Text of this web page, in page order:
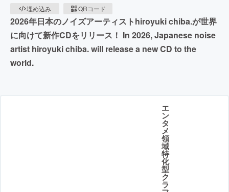
埋め込み
QRコード
2026年日本のノイズアーティストhiroyuki chiba.が世界
に向けて新作CDをリリース！ In 2026, Japanese noise
artist hiroyuki chiba. will release a new CD to the
world.
エ
ン
タ
メ
領
域
特
化
型
ク
ラ